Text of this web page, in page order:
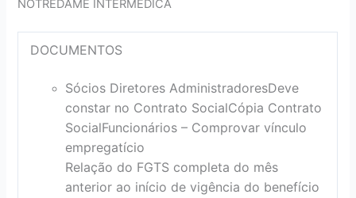
NOTREDAME INTERMÉDICA
DOCUMENTOS
Sócios Diretores AdministradoresDeve
constar no Contrato SocialCópia Contrato
SocialFuncionários – Comprovar vínculo
empregatício
Relação do FGTS completa do mês
anterior ao início de vigência do benefício